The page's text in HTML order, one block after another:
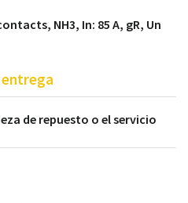
NH3, In: 85 A, gR, Un
de repuesto o el servicio